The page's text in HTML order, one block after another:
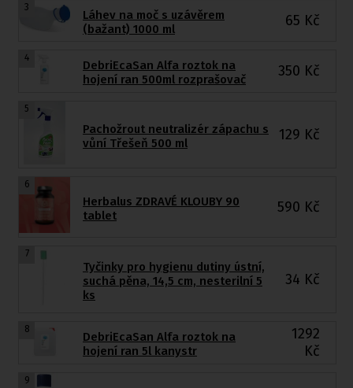
3
Láhev na moč s uzávěrem
(bažant) 1000 ml
65 Kč
4
DebriEcaSan Alfa roztok na
hojení ran 500ml rozprašovač
350 Kč
5
Pachožrout neutralizér zápachu s
vůní Třešeň 500 ml
129 Kč
6
Herbalus ZDRAVÉ KLOUBY 90
tablet
590 Kč
7
Tyčinky pro hygienu dutiny ústní,
suchá pěna, 14,5 cm, nesterilní 5
ks
34 Kč
8
DebriEcaSan Alfa roztok na
hojení ran 5l kanystr
1292
Kč
9